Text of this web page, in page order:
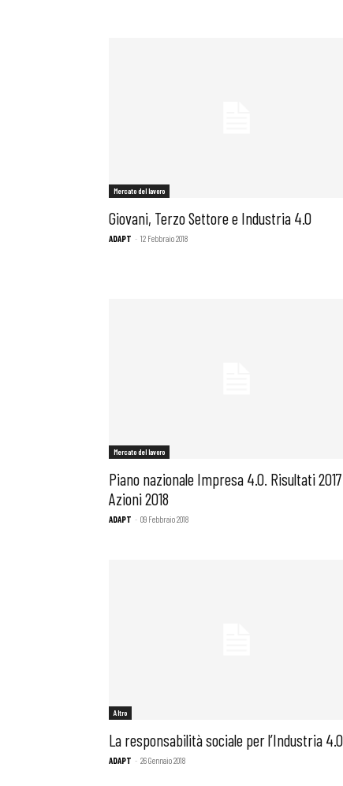
Mercato del lavoro
Giovani, Terzo Settore e Industria 4.0
ADAPT - 12 Febbraio 2018
Mercato del lavoro
Piano nazionale Impresa 4.0. Risultati
Azioni 2018
ADAPT - 09 Febbraio 2018
Altro
La responsabilità sociale per l’Industria 4.0
ADAPT - 26 Gennaio 2018